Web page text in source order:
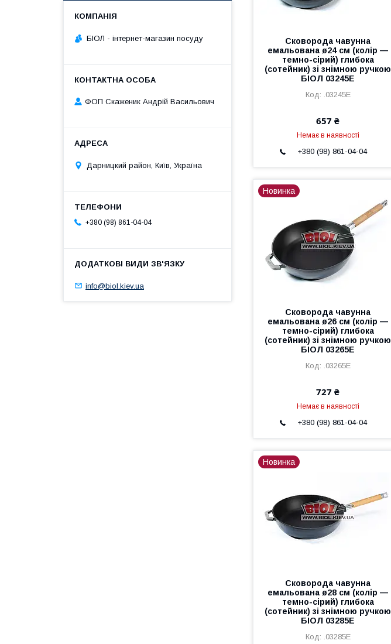
Сковорода чавунна
емальована ø24 см (колір —
темно-сірий) глибока
(сотейник) зі знімною ручкою
БІОЛ 03245E
.03245E
657 ₴
Немає в наявності
+380 (98) 861-04-04
Новинка
Сковорода чавунна
емальована ø26 см (колір —
темно-сірий) глибока
(сотейник) зі знімною ручкою
БІОЛ 03265E
.03265E
727 ₴
Немає в наявності
+380 (98) 861-04-04
Новинка
Сковорода чавунна
емальована ø28 см (колір —
темно-сірий) глибока
(сотейник) зі знімною ручкою
БІОЛ 03285E
.03285E
БІОЛ - інтернет-магазин посуду
ФОП Скаженик Андрій Васильович
Дарницкий район, Київ, Україна
+380 (98) 861-04-04
info@biol.kiev.ua